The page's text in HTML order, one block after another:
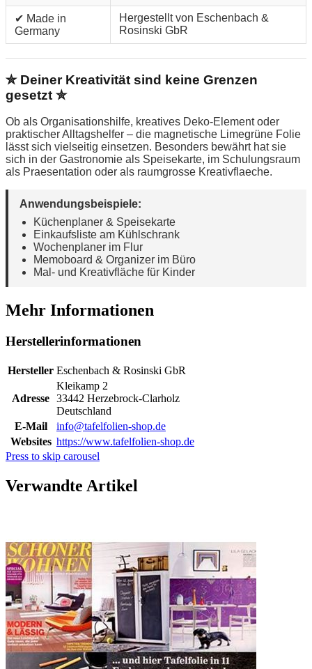
✔ Made in
Germany
Hergestellt von Eschenbach &
Rosinski GbR
✮ Deiner Kreativität sind keine Grenzen
gesetzt ✮
Ob als Organisationshilfe, kreatives Deko-Element oder
praktischer Alltagshelfer – die magnetische Limegrüne Folie
lässt sich vielseitig einsetzen. Besonders bewährt hat sie
sich in der Gastronomie als Speisekarte, im Schulungsraum
als Praesentation oder als raumgrosse Kreativflaeche.
Anwendungsbeispiele:
Küchenplaner & Speisekarte
Einkaufsliste am Kühlschrank
Wochenplaner im Flur
Memoboard & Organizer im Büro
Mal- und Kreativfläche für Kinder
Mehr Informationen
Herstellerinformationen
Hersteller Eschenbach & Rosinski GbR
Adresse
Kleikamp 2
33442 Herzebrock-Clarholz
Deutschland
E-Mail
info@tafelfolien-shop.de
Websites https://www.tafelfolien-shop.de
Press to skip carousel
Verwandte Artikel